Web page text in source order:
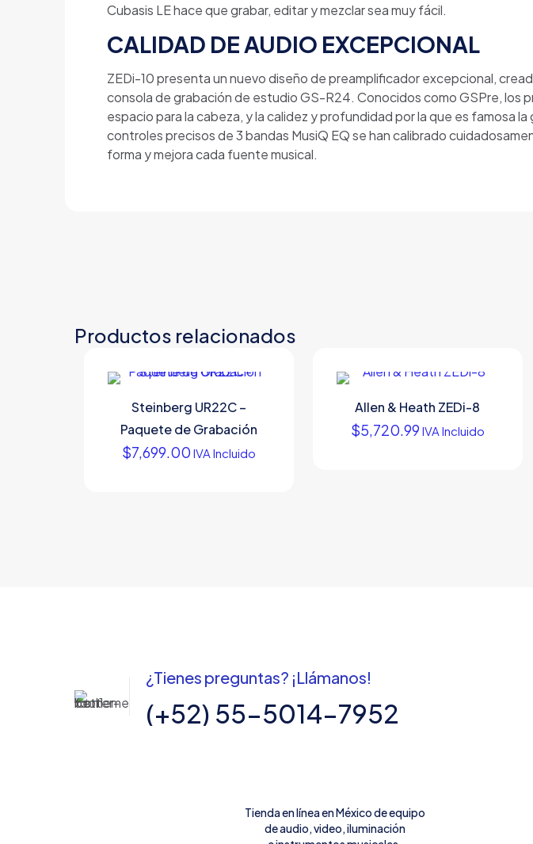
Cubasis LE hace que grabar, editar y mezclar sea muy fácil.
CALIDAD DE AUDIO EXCEPCIONAL
ZEDi-10 presenta un nuevo diseño de preamplificador excepcional,
consola de grabación de estudio GS-R24. Conocidos como GSPre, los
espacio para la cabeza, y la calidez y profundidad por la que es famosa
controles precisos de 3 bandas MusiQ EQ se han calibrado
forma y mejora cada fuente musical.
Productos relacionados
Steinberg UR22C –
Paquete de Grabación
$7,699.00 IVA Incluido
Allen & Heath ZEDi-8
$5,720.99 IVA Incluido
¿Tienes preguntas? ¡Llámanos!
(+52) 55-5014-7952
Tienda en línea en México de equipo
de audio, video, iluminación